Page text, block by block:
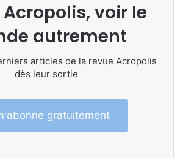
Acropolis, voir le
autrement
articles de la revue Acropolis
dès leur sortie
gratuitement